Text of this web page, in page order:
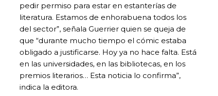
pedir permiso para estar en estanterías de
literatura. Estamos de enhorabuena todos los
del sector”, señala Guerrier quien se queja de
que “durante mucho tiempo el cómic estaba
obligado a justificarse. Hoy ya no hace falta. Está
en las universidades, en las bibliotecas, en los
premios literarios… Esta noticia lo confirma”,
indica la editora.